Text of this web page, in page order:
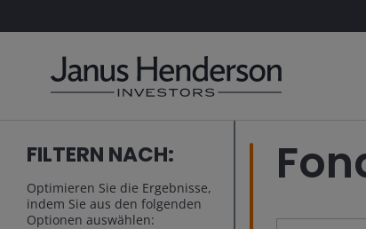
FILTERN NACH:
Optimieren Sie die Ergebnisse,
indem Sie aus den folgenden
Optionen auswählen: